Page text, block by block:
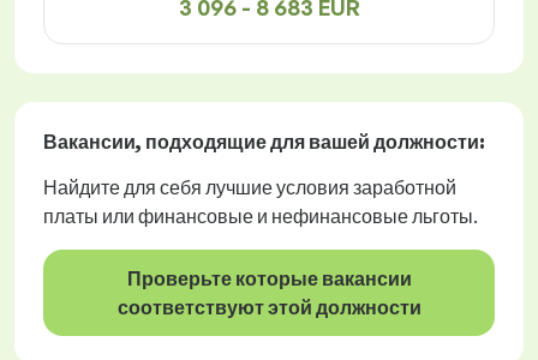
3 096 - 8 683 EUR
Вакансии, подходящие для вашей должности:
Найдите для себя лучшие условия заработной
платы или финансовые и нефинансовые льготы.
Проверьте которые вакансии
соответствуют этой должности